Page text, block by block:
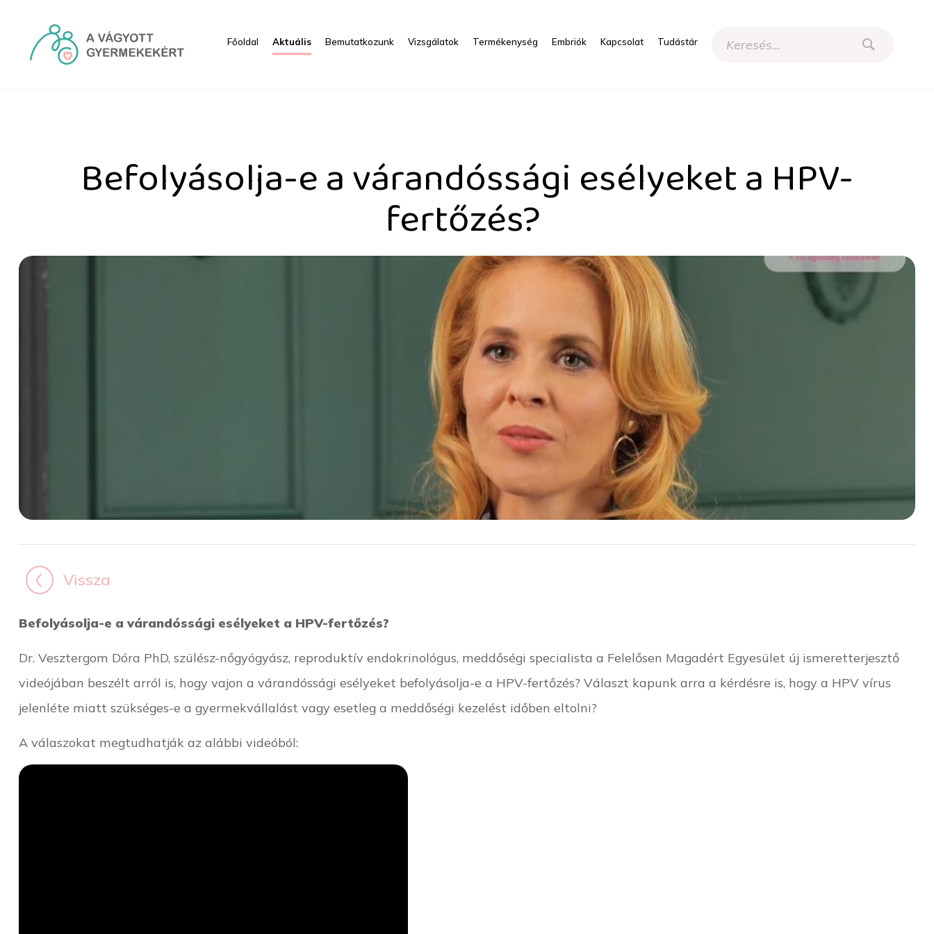
Főoldal Aktuális Bemutatkozunk Vizsgálatok Termékenység Embriók Kapcsolat Tudástár
Befolyásolja-e a várandóssági esélyeket a HPV-
fertőzés?
Vissza
Befolyásolja-e a várandóssági esélyeket a HPV-fertőzés?
Dr. Vesztergom Dóra PhD, szülész-nőgyógyász, reproduktív endokrinológus, meddőségi specialista a Felelősen Magadért Egyesület új ismeretterjesztő
videójában beszélt arról is, hogy vajon a várandóssági esélyeket befolyásolja-e a HPV-fertőzés? Választ kapunk arra a kérdésre is, hogy a HPV vírus
jelenléte miatt szükséges-e a gyermekvállalást vagy esetleg a meddőségi kezelést időben eltolni?
A válaszokat megtudhatják az alábbi videóból: